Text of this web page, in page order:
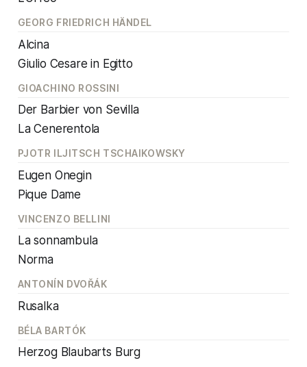
GEORG FRIEDRICH HÄNDEL
Alcina
Giulio Cesare in Egitto
GIOACHINO ROSSINI
Der Barbier von Sevilla
La Cenerentola
PJOTR ILJITSCH TSCHAIKOWSKY
Eugen Onegin
Pique Dame
VINCENZO BELLINI
La sonnambula
Norma
ANTONÍN DVOŘÁK
Rusalka
BÉLA BARTÓK
Herzog Blaubarts Burg